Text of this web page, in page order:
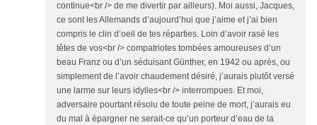
continue<br /> de me divertir par ailleurs). Moi aussi, Jacques,
ce sont les Allemands d’aujourd’hui que j’aime et j’ai bien
compris le clin d’oeil de tes réparties. Loin d’avoir rasé les
têtes de vos<br /> compatriotes tombées amoureuses d’un
beau Franz ou d’un séduisant Günther, en 1942 ou après, ou
simplement de l’avoir chaudement désiré, j’aurais plutôt versé
une larme sur leurs idylles<br /> interrompues. Et moi,
adversaire pourtant résolu de toute peine de mort, j’aurais eu
du mal à épargner ne serait-ce qu’un porteur d’eau de la